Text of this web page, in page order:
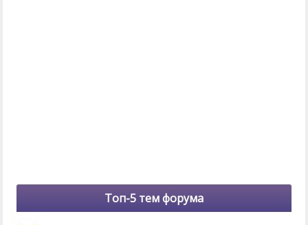
Топ-5 тем форума